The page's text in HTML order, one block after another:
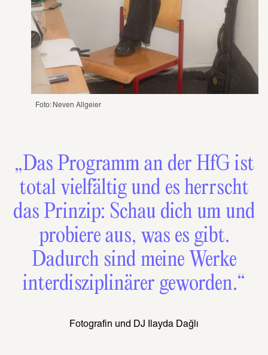
Foto: Neven Allgeier
„Das Programm an der HfG ist
total vielfältig und es herrscht
das Prinzip: Schau dich um und
probiere aus, was es gibt.
Dadurch sind meine Werke
interdisziplinärer geworden.“
Fotografin und DJ Ilayda Dağlı